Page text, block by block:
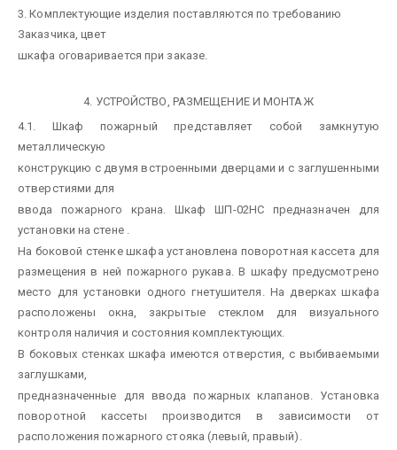
3. Комплектующие изделия поставляются по требованию
Заказчика, цвет
шкафа оговаривается при заказе.
4. УСТРОЙСТВО, РАЗМЕЩЕНИЕ И МОНТАЖ
4.1. Шкаф пожарный представляет собой замкнутую
металлическую
конструкцию с двумя встроенными дверцами и с заглушенными
отверстиями для
ввода пожарного крана. Шкаф ШП-02НС предназначен для
установки на стене .
На боковой стенке шкафа установлена поворотная кассета для
размещения в ней пожарного рукава. В шкафу предусмотрено
место для установки одного гнетушителя. На дверках шкафа
расположены окна, закрытые стеклом для визуального
контроля наличия и состояния комплектующих.
В боковых стенках шкафа имеются отверстия, с выбиваемыми
заглушками,
предназначенные для ввода пожарных клапанов. Установка
поворотной кассеты производится в зависимости от
расположения пожарного стояка (левый, правый).